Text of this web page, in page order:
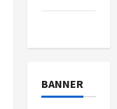
BANNER